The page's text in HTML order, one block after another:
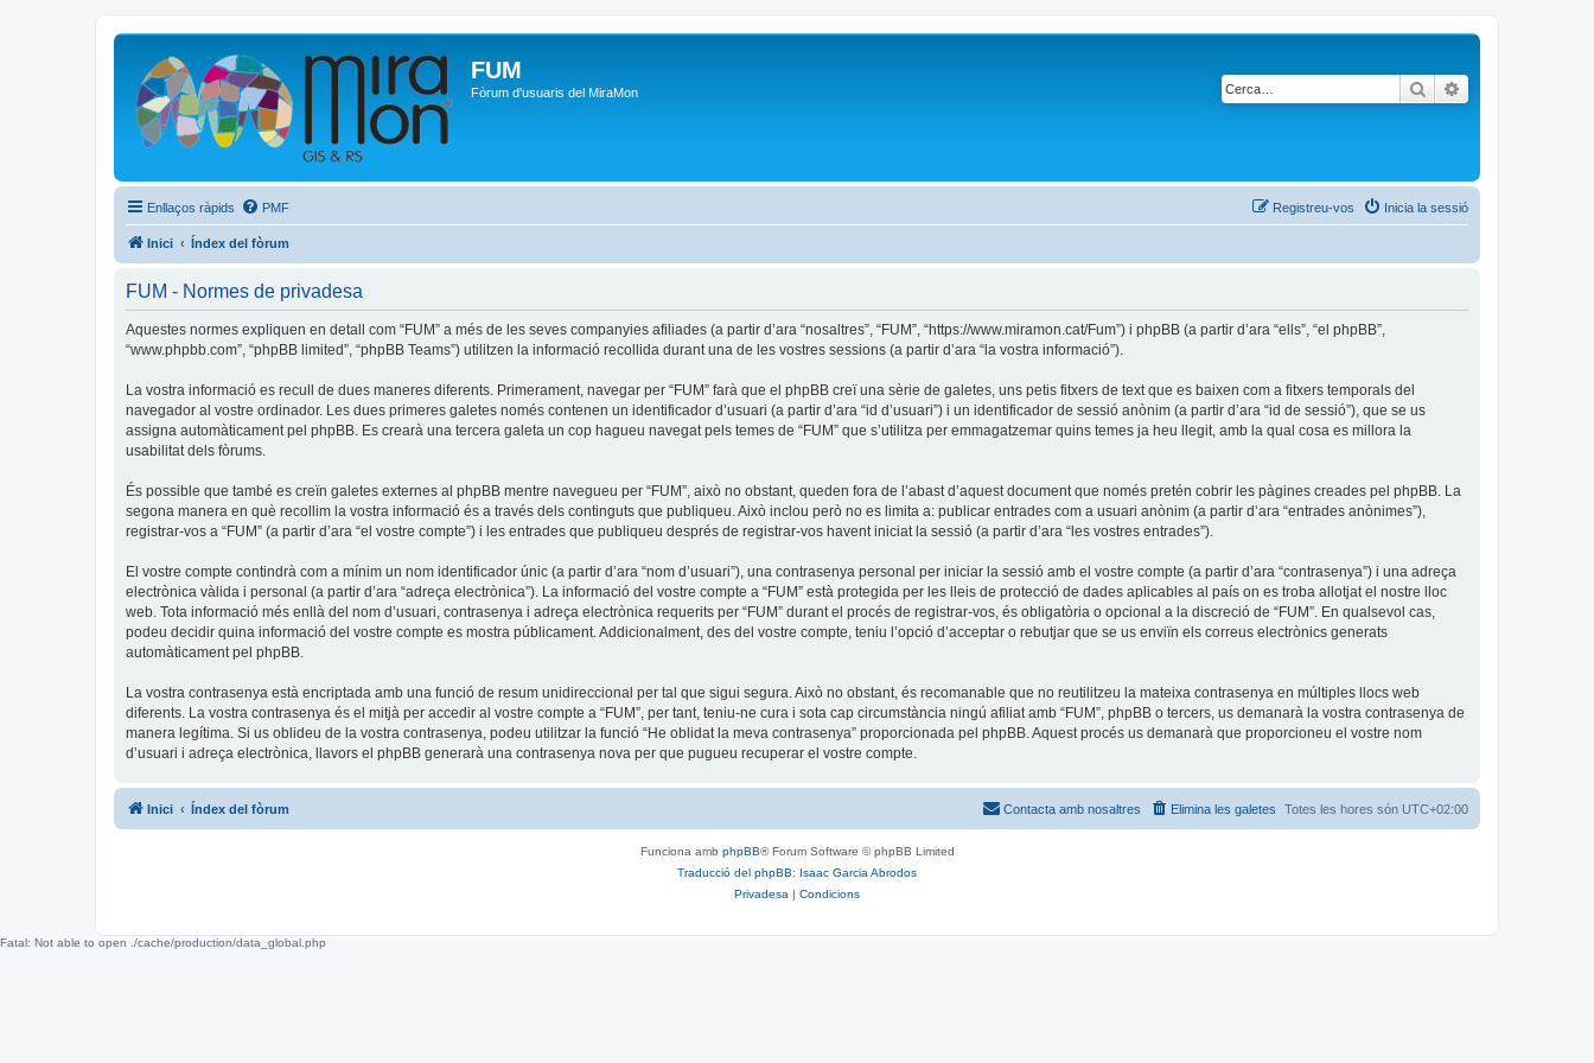
FUM
Fòrum d'usuaris del MiraMon Cerca
Enllaços ràpids PMF Inicia la sessió
Registreu-vos
Inici Índex del fòrum
FUM - Normes de privadesa
Aquestes normes expliquen en detall com “FUM” a més de les seves companyies afiliades (a partir d’ara “nosaltres”, “FUM”, “https://www.miramon.cat/Fum”) i phpBB (a partir d’ara “ells”, “el phpBB”,
“www.phpbb.com”, “phpBB limited”, “phpBB Teams”) utilitzen la informació recollida durant una de les vostres sessions (a partir d’ara “la vostra informació”).
La vostra informació es recull de dues maneres diferents. Primerament, navegar per “FUM” farà que el phpBB creï una sèrie de galetes, uns petis fitxers de text que es baixen com a fitxers temporals del
navegador al vostre ordinador. Les dues primeres galetes només contenen un identificador d’usuari (a partir d’ara “id d’usuari”) i un identificador de sessió anònim (a partir d’ara “id de sessió”), que se us
assigna automàticament pel phpBB. Es crearà una tercera galeta un cop hagueu navegat pels temes de “FUM” que s’utilitza per emmagatzemar quins temes ja heu llegit, amb la qual cosa es millora la
usabilitat dels fòrums.
És possible que també es creïn galetes externes al phpBB mentre navegueu per “FUM”, això no obstant, queden fora de l’abast d’aquest document que només pretén cobrir les pàgines creades pel phpBB. La
segona manera en què recollim la vostra informació és a través dels continguts que publiqueu. Això inclou però no es limita a: publicar entrades com a usuari anònim (a partir d’ara “entrades anònimes”),
registrar-vos a “FUM” (a partir d’ara “el vostre compte”) i les entrades que publiqueu després de registrar-vos havent iniciat la sessió (a partir d’ara “les vostres entrades”).
El vostre compte contindrà com a mínim un nom identificador únic (a partir d’ara “nom d’usuari”), una contrasenya personal per iniciar la sessió amb el vostre compte (a partir d’ara “contrasenya”) i una adreça
electrònica vàlida i personal (a partir d’ara “adreça electrònica”). La informació del vostre compte a “FUM” està protegida per les lleis de protecció de dades aplicables al país on es troba allotjat el nostre lloc
web. Tota informació més enllà del nom d’usuari, contrasenya i adreça electrònica requerits per “FUM” durant el procés de registrar-vos, és obligatòria o opcional a la discreció de “FUM”. En qualsevol cas,
podeu decidir quina informació del vostre compte es mostra públicament. Addicionalment, des del vostre compte, teniu l’opció d’acceptar o rebutjar que se us enviïn els correus electrònics generats
automàticament pel phpBB.
La vostra contrasenya està encriptada amb una funció de resum unidireccional per tal que sigui segura. Això no obstant, és recomanable que no reutilitzeu la mateixa contrasenya en múltiples llocs web
diferents. La vostra contrasenya és el mitjà per accedir al vostre compte a “FUM”, per tant, teniu-ne cura i sota cap circumstància ningú afiliat amb “FUM”, phpBB o tercers, us demanarà la vostra contrasenya de
manera legítima. Si us oblideu de la vostra contrasenya, podeu utilitzar la funció “He oblidat la meva contrasenya” proporcionada pel phpBB. Aquest procés us demanarà que proporcioneu el vostre nom
d’usuari i adreça electrònica, llavors el phpBB generarà una contrasenya nova per que pugueu recuperar el vostre compte.
Inici Índex del fòrum Totes les hores són UTC+02:00
Elimina les galetes
Contacta amb nosaltres
Funciona amb phpBB® Forum Software © phpBB Limited
Traducció del phpBB: Isaac Garcia Abrodos
Privadesa | Condicions
Fatal: Not able to open ./cache/production/data_global.php